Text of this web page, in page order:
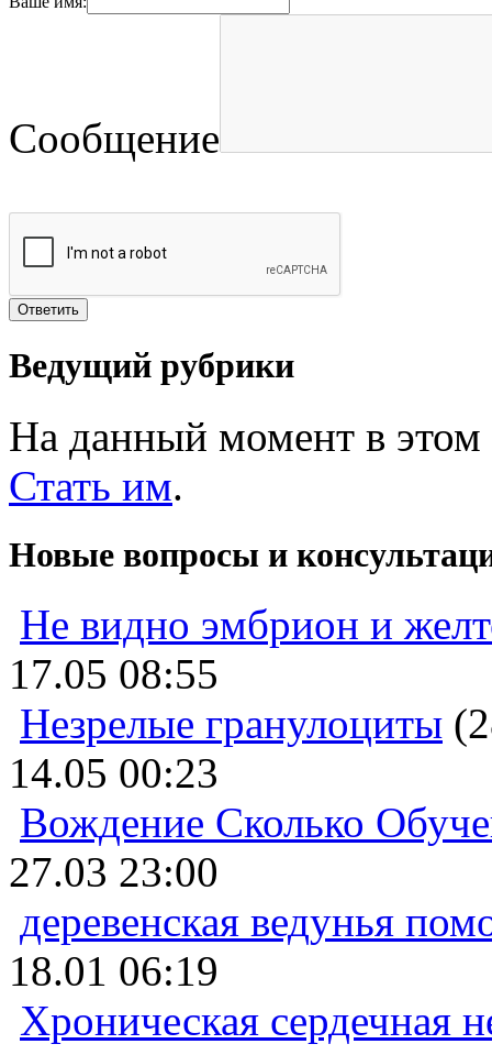
Сообщение
Ведущий рубрики
На данный момент в этом
Стать им.
Новые вопросы и
Не видно эмбрион и
17.05 08:55
Незрелые гранулоциты
14.05 00:23
Вождение Сколько
27.03 23:00
деревенская ведунья
18.01 06:19
Хроническая сердечная